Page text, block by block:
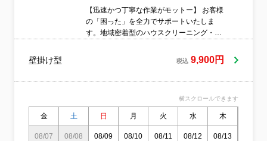
【迅速かつ丁寧な作業がモットー】 お客様
の「困った」を全力でサポートいたしま
す。地域密着型のハウスクリーニング・リ
り良いサービスを目指して取り組んでおり
ます。今日よりも明日、さらにその先へ
ンクリーニングはもちろん、換気扇クリー
ニングや現状回復工事、内装工事、電気工
換（モニターホン、ウォッシュレット、換
壁掛け型 税込 9,900円
横スクロールできます
金 土 日 月 火 水 木
08/07
08/08
08/09
08/10
08/11
08/12
08/13